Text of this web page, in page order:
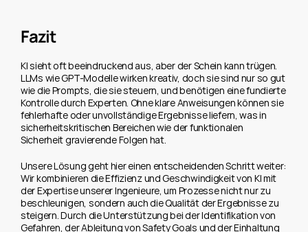
Fazit
KI sieht oft beeindruckend aus, aber der Schein kann trügen.
LLMs wie GPT-Modelle wirken kreativ, doch sie sind nur so gut
wie die Prompts, die sie steuern, und benötigen eine fundierte
Kontrolle durch Experten. Ohne klare Anweisungen können sie
fehlerhafte oder unvollständige Ergebnisse liefern, was in
sicherheitskritischen Bereichen wie der funktionalen
Sicherheit gravierende Folgen hat.
Unsere Lösung geht hier einen entscheidenden Schritt weiter:
Wir kombinieren die Effizienz und Geschwindigkeit von KI mit
der Expertise unserer Ingenieure, um Prozesse nicht nur zu
beschleunigen, sondern auch die Qualität der Ergebnisse zu
steigern. Durch die Unterstützung bei der Identifikation von
Gefahren, der Ableitung von Safety Goals und der Einhaltung